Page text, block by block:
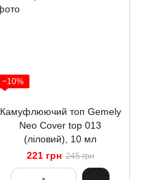
−10%
Камуфлюючий топ Gemely
Neo Cover top 013
(ліловий), 10 мл
221 грн 245 грн